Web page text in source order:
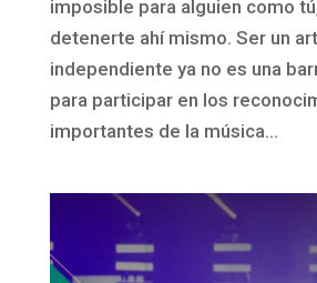
imposible para alguien como
detenerte ahí mismo. Ser un
independiente ya no es una
para participar en los
importantes de la música...